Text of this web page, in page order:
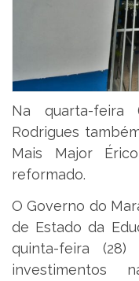
Na quarta-feira
Rodrigues
Mais Major
reformado.
O Governo do
de Estado da
quinta-feira
investimentos